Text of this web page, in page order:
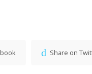
Share on